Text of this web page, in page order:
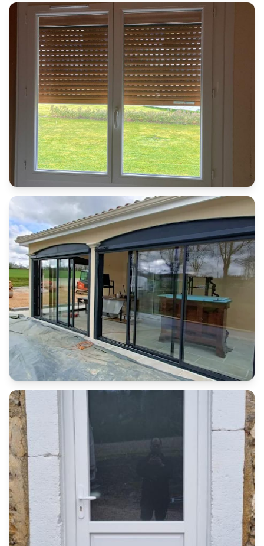
Portes
Porte d'entrée moderne avec éléments
décoratifs
Fenêtres bois avec volets roulants
Véranda moderne en aluminium